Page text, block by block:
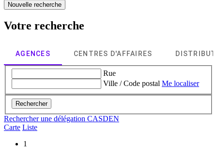
Nouvelle recherche
Votre recherche
AGENCES CENTRES D'AFFAIRES
Rue
Ville / Code postal Me localiser
Rechercher
Rechercher une délégation CASDEN
Carte Liste
1